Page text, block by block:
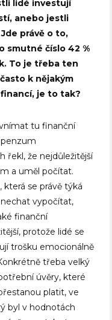
lidé investují
anebo jestli
právě o to,
smutné číslo 42 %
To je třeba ten
k nějakým
je to tak?
tu finanční
řekl, že nejdůležitější
a uměl počítat.
se právě týká
vypočítat,
finanční
protože lidé se
trošku emocionálně
třeba velký
úvěry, které
platit, ve
byl v hodnotách